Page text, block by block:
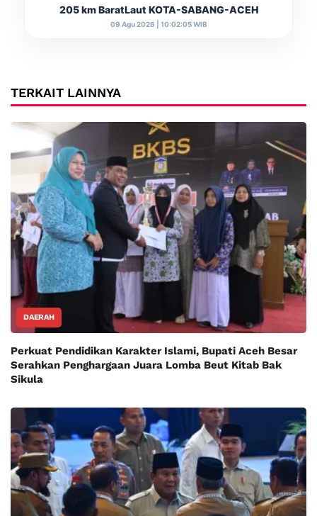
205 km BaratLaut KOTA-SABANG-ACEH
09 Agu 2026 | 10:02:05 WIB
TERKAIT LAINNYA
DAERAH
Perkuat Pendidikan Karakter Islami, Bupati Aceh Besar
Serahkan Penghargaan Juara Lomba Beut Kitab Bak
Sikula